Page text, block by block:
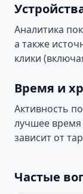
Аналитика
а также
клики
Время и
Активность
лучшее время
зависит от
Частые